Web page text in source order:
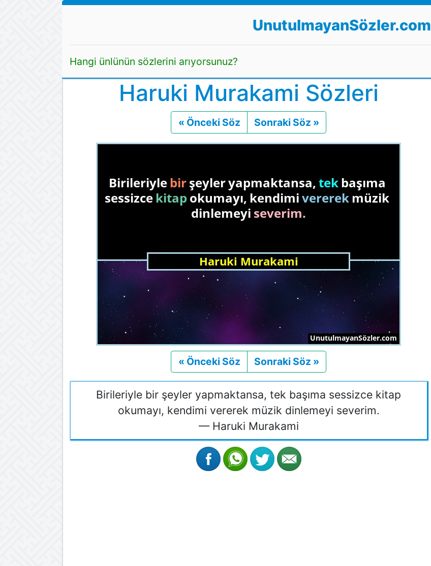
UnutulmayanSözler.com
Hangi ünlünün sözlerini arıyorsunuz?
Haruki Murakami Sözleri
« Önceki Söz Önceki
Sonraki Söz »
« Önceki Söz Önceki
Sonraki Söz »
Birileriyle bir şeyler yapmaktansa, tek başıma sessizce kitap
okumayı, kendimi vererek müzik dinlemeyi severim.
— Haruki Murakami